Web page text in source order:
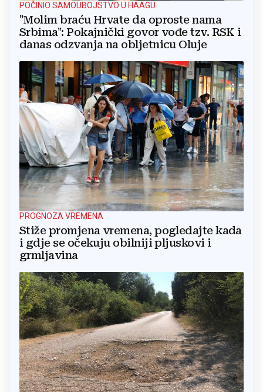
POČINIO SAMOUBOJSTVO U HAAGU
"Molim braću Hrvate da oproste nama
Srbima": Pokajnički govor vođe tzv. RSK i
danas odzvanja na obljetnicu Oluje
PROGNOZA VREMENA
Stiže promjena vremena, pogledajte kada
i gdje se očekuju obilniji pljuskovi i
grmljavina